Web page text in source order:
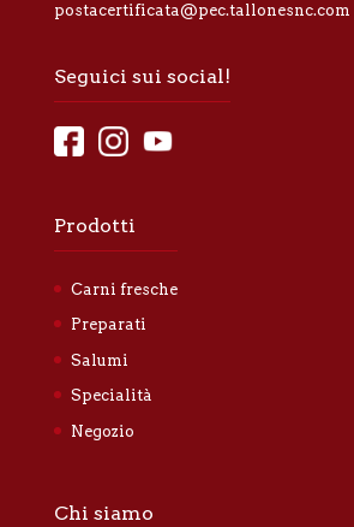
postacertificata@pec.tallonesnc.com
Seguici sui social!
Prodotti
Carni fresche
Preparati
Salumi
Specialità
Negozio
Chi siamo